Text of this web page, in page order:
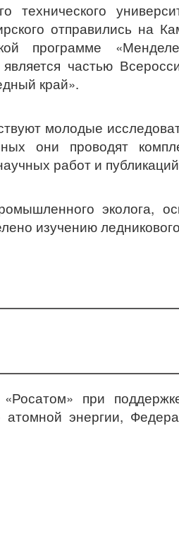
технического
отправились на
программе
частью
край».
молодые
они проводят
работ и
эколога,
изучению
«Росатом» при
энергии,